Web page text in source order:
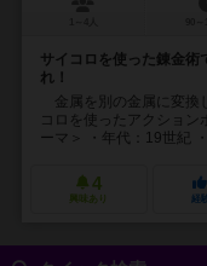
サイコロを使った錬金術
れ！
金属を別の金属に変換
コロを使ったアクション
ーマ＞ ・年代：19世紀
4
興味あり 経